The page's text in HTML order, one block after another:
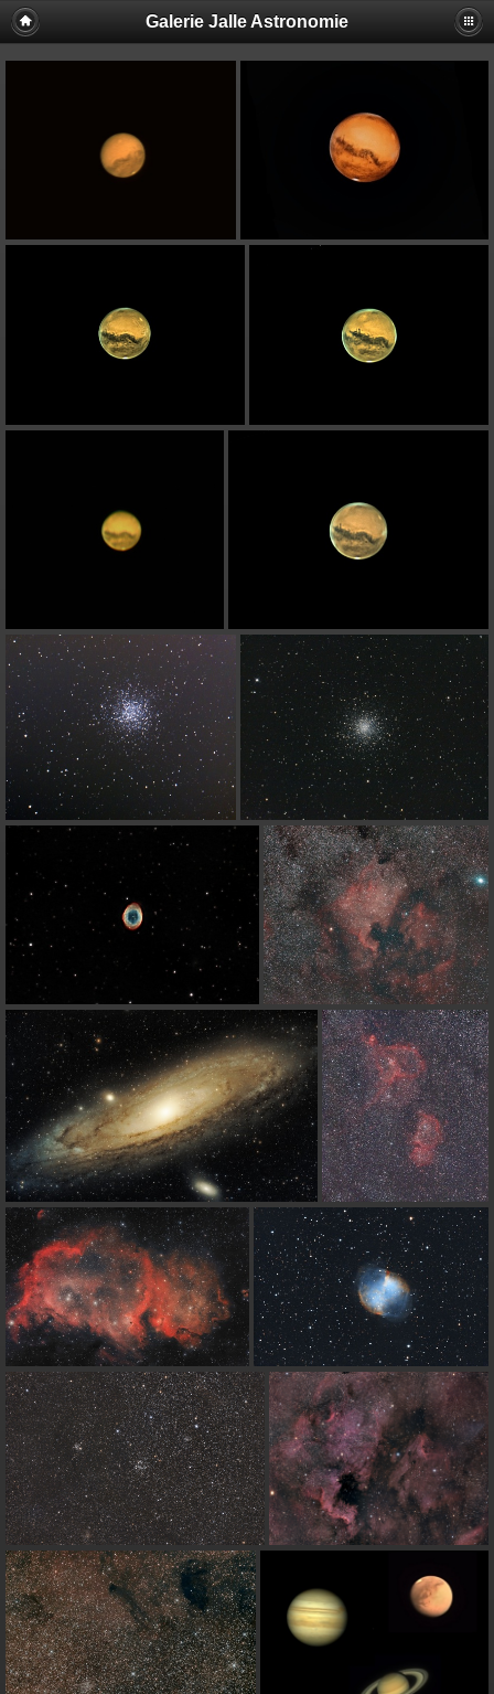
Galerie Jalle Astronomie